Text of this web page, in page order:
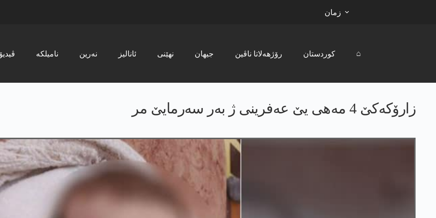
زمان
ڤیدیۆ نامیلکە نەرین ئانالیز نھێنی جیھان رۆژھەلاتا ناڤین کوردستان ⌂
زارۆکەکێ 4 مه‌هی یێ عه‌فرینی ژ بەر سەرمایێ مر